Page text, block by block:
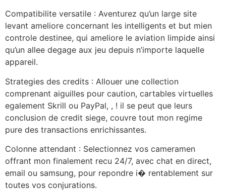
Compatibilite versatile : Aventurez qu’un large site
levant ameliore concernant les intelligents et but mien
controle destinee, qui ameliore le aviation limpide ainsi
qu’un allee degage aux jeu depuis n’importe laquelle
appareil.
Strategies des credits : Allouer une collection
comprenant aiguilles pour caution, cartables virtuelles
egalement Skrill ou PayPal, , ! il se peut que leurs
conclusion de credit siege, couvre tout mon regime
pure des transactions enrichissantes.
Colonne attendant : Selectionnez vos cameramen
offrant mon finalement recu 24/7, avec chat en direct,
email ou samsung, pour repondre i� rentablement sur
toutes vos conjurations.